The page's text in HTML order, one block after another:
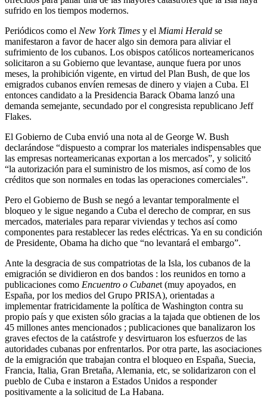
sufrido en los tiempos modernos.
Periódicos como el New York Times y el Miami Herald se
manifestaron a favor de hacer algo sin demora para aliviar el
sufrimiento de los cubanos. Los obispos católicos norteamericanos
solicitaron a su Gobierno que levantase, aunque fuera por unos
meses, la prohibición vigente, en virtud del Plan Bush, de que los
emigrados cubanos envíen remesas de dinero y viajen a Cuba. El
entonces candidato a la Presidencia Barack Obama lanzó una
demanda semejante, secundado por el congresista republicano Jeff
Flakes.
El Gobierno de Cuba envió una nota al de George W. Bush
declarándose “dispuesto a comprar los materiales indispensables que
las empresas norteamericanas exportan a los mercados”, y solicitó
“la autorización para el suministro de los mismos, así como de los
créditos que son normales en todas las operaciones comerciales”.
Pero el Gobierno de Bush se negó a levantar temporalmente el
bloqueo y le sigue negando a Cuba el derecho de comprar, en sus
mercados, materiales para reparar viviendas y techos así como
componentes para restablecer las redes eléctricas. Ya en su condición
de Presidente, Obama ha dicho que “no levantará el embargo”.
Ante la desgracia de sus compatriotas de la Isla, los cubanos de la
emigración se dividieron en dos bandos : los reunidos en torno a
publicaciones como Encuentro o Cubanet (muy apoyados, en
España, por los medios del Grupo PRISA), orientadas a
implementar fratricidamente la política de Washington contra su
propio país y que existen sólo gracias a la tajada que obtienen de los
45 millones antes mencionados ; publicaciones que banalizaron los
graves efectos de la catástrofe y desvirtuaron los esfuerzos de las
autoridades cubanas por enfrentarlos. Por otra parte, las asociaciones
de la emigración que trabajan contra el bloqueo en España, Suecia,
Francia, Italia, Gran Bretaña, Alemania, etc, se solidarizaron con el
pueblo de Cuba e instaron a Estados Unidos a responder
positivamente a la solicitud de La Habana.